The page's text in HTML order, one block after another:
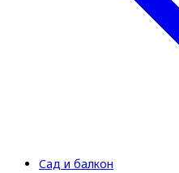
Сад и балкон